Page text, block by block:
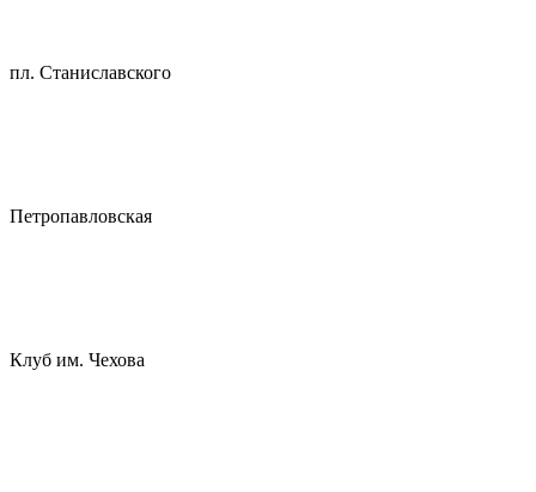
пл. Станиславского
Петропавловская
Клуб им. Чехова